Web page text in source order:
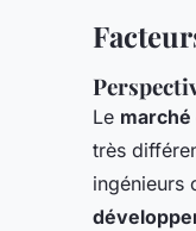
Le marché
très
ingénieurs